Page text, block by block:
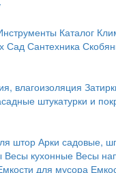
Каталог
Сад Сантехника
влагоизоляция
штукатурки и
штор Арки садовые,
Весы кухонные Весы
для мусора